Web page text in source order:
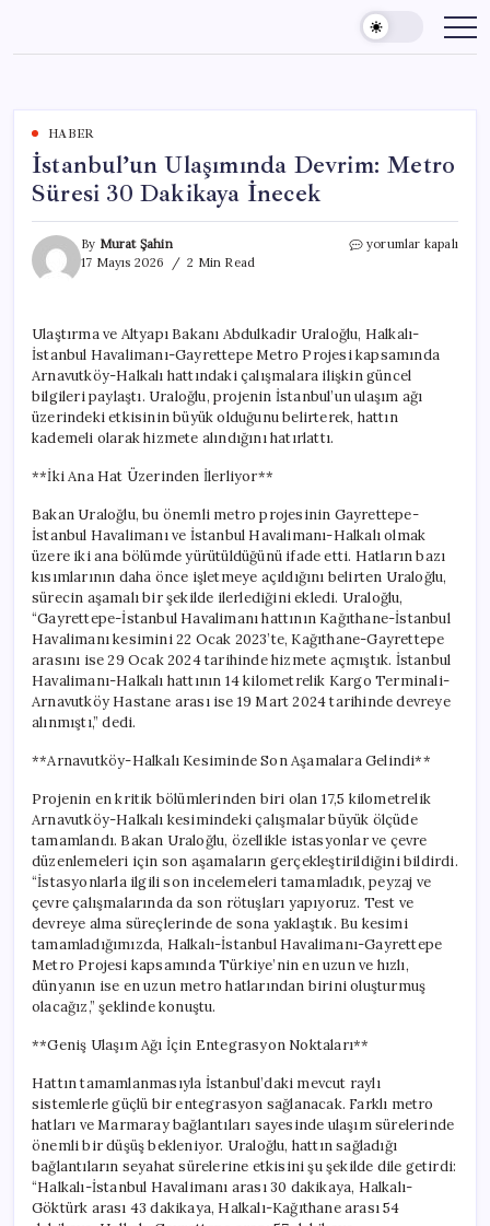
content
HABER
İstanbul’un Ulaşımında Devrim: Metro
Süresi 30 Dakikaya İnecek
By Murat Şahin
17 Mayıs 2026
2 Min Read
İstanbul’un
30
Dakikaya
İnecek
için
yorumlar kapalı
Ulaştırma ve Altyapı Bakanı Abdulkadir Uraloğlu, Halkalı-
İstanbul Havalimanı-Gayrettepe Metro Projesi kapsamında
Arnavutköy-Halkalı hattındaki çalışmalara ilişkin güncel
bilgileri paylaştı. Uraloğlu, projenin İstanbul’un ulaşım ağı
üzerindeki etkisinin büyük olduğunu belirterek, hattın
kademeli olarak hizmete alındığını hatırlattı.
**İki Ana Hat Üzerinden İlerliyor**
Bakan Uraloğlu, bu önemli metro projesinin Gayrettepe-
İstanbul Havalimanı ve İstanbul Havalimanı-Halkalı olmak
üzere iki ana bölümde yürütüldüğünü ifade etti. Hatların bazı
kısımlarının daha önce işletmeye açıldığını belirten Uraloğlu,
sürecin aşamalı bir şekilde ilerlediğini ekledi. Uraloğlu,
“Gayrettepe-İstanbul Havalimanı hattının Kağıthane-İstanbul
Havalimanı kesimini 22 Ocak 2023’te, Kağıthane-Gayrettepe
arasını ise 29 Ocak 2024 tarihinde hizmete açmıştık. İstanbul
Havalimanı-Halkalı hattının 14 kilometrelik Kargo Terminali-
Arnavutköy Hastane arası ise 19 Mart 2024 tarihinde devreye
alınmıştı,” dedi.
**Arnavutköy-Halkalı Kesiminde Son Aşamalara Gelindi**
Projenin en kritik bölümlerinden biri olan 17,5 kilometrelik
Arnavutköy-Halkalı kesimindeki çalışmalar büyük ölçüde
tamamlandı. Bakan Uraloğlu, özellikle istasyonlar ve çevre
düzenlemeleri için son aşamaların gerçekleştirildiğini bildirdi.
“İstasyonlarla ilgili son incelemeleri tamamladık, peyzaj ve
çevre çalışmalarında da son rötuşları yapıyoruz. Test ve
devreye alma süreçlerinde de sona yaklaştık. Bu kesimi
tamamladığımızda, Halkalı-İstanbul Havalimanı-Gayrettepe
Metro Projesi kapsamında Türkiye’nin en uzun ve hızlı,
dünyanın ise en uzun metro hatlarından birini oluşturmuş
olacağız,” şeklinde konuştu.
**Geniş Ulaşım Ağı İçin Entegrasyon Noktaları**
Hattın tamamlanmasıyla İstanbul’daki mevcut raylı
sistemlerle güçlü bir entegrasyon sağlanacak. Farklı metro
hatları ve Marmaray bağlantıları sayesinde ulaşım sürelerinde
önemli bir düşüş bekleniyor. Uraloğlu, hattın sağladığı
bağlantıların seyahat sürelerine etkisini şu şekilde dile getirdi:
“Halkalı-İstanbul Havalimanı arası 30 dakikaya, Halkalı-
Göktürk arası 43 dakikaya, Halkalı-Kağıthane arası 54